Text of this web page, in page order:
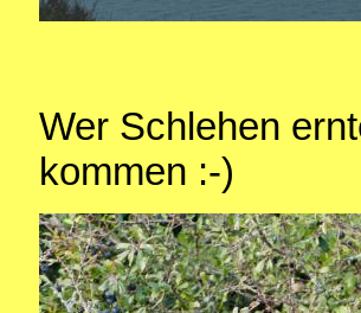
Wer Schlehen
kommen :-)